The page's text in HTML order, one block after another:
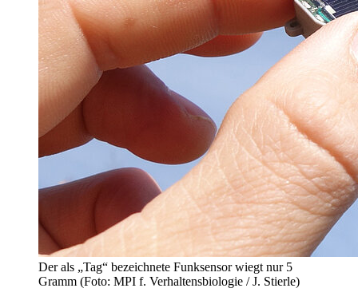
Der als „Tag“ bezeichnete Funksensor wiegt nur 5
Gramm (Foto: MPI f. Verhaltensbiologie / J. Stierle)